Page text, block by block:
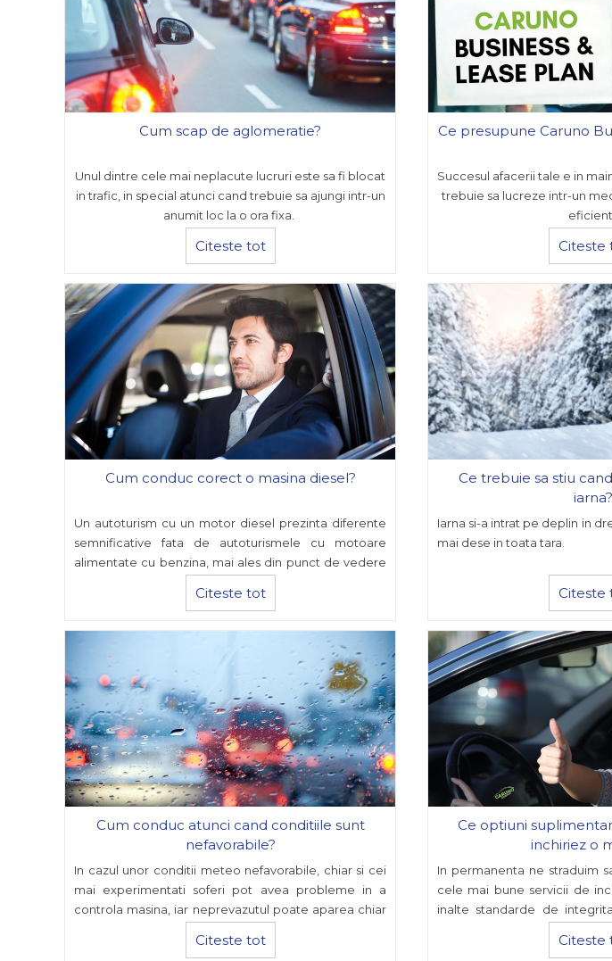
Cum scap de aglomeratie?
Unul dintre cele mai neplacute lucruri este sa fi blocat
in trafic, in special atunci cand trebuie sa ajungi intr-un
anumit loc la o ora fixa.
Citeste tot
Ce presupune Caruno
Succesul afacerii tale e in
trebuie sa lucreze intr-un
eficient.
Citeste
Cum conduc corect o masina diesel?
Un autoturism cu un motor diesel prezinta diferente
semnificative fata de autoturismele cu motoare
alimentate cu benzina, mai ales din punct de vedere
Citeste tot
Ce trebuie sa stiu
iarna?
Iarna si-a intrat pe deplin in
mai dese in toata tara.
Citeste
Cum conduc atunci cand conditiile sunt
nefavorabile?
In cazul unor conditii meteo nefavorabile, chiar si cei
mai experimentati soferi pot avea probleme in a
controla masina, iar neprevazutul poate aparea chiar
Citeste tot
Ce optiuni
inchiriez o
In permanenta ne straduim
cele mai bune servicii de
inalte standarde de
masini de inchiriat la cele
Citeste